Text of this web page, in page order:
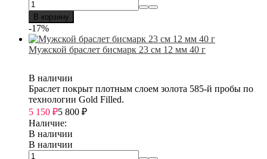
В корзину
-17%
Мужской браслет бисмарк 23 см 12 мм 40 г
В наличии
Браслет покрыт плотным слоем золота 585-й пробы по
технологии Gold Filled.
5 150 ₽5 800 ₽
Наличие:
В наличии
В наличии